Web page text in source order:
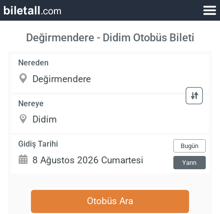
Değirmendere - Didim Otobüs Bileti
Nereden
Nereye
Gidiş Tarihi Bugün
Yarın
Otobüs Ara